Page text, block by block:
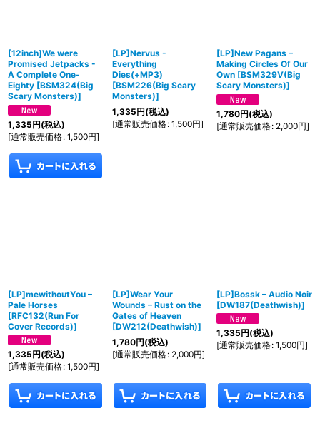
[12inch]We were
Promised Jetpacks -
A Complete One​-​
Eighty [BSM324(Big
Scary Monsters)]
1,335円(税込)
[通常販売価格: 1,500円]
[LP]Nervus -
Everything
Dies(+MP3)
[BSM226(Big Scary
Monsters)]
1,335円(税込)
[通常販売価格: 1,500円]
[LP]New Pagans –
Making Circles Of Our
Own [BSM329V(Big
Scary Monsters)]
1,780円(税込)
[通常販売価格: 2,000円]
[LP]mewithoutYou –
Pale Horses
[RFC132(Run For
Cover Records)]
1,335円(税込)
[通常販売価格: 1,500円]
[LP]Wear Your
Wounds – Rust on the
Gates of Heaven
[DW212(Deathwish)]
1,780円(税込)
[通常販売価格: 2,000円]
[LP]Bossk – Audio Noir
[DW187(Deathwish)]
1,335円(税込)
[通常販売価格: 1,500円]